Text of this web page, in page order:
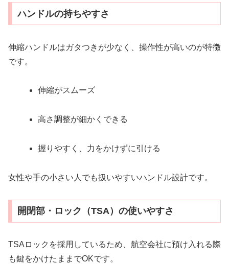
ハンドルの持ちやすさ
伸縮ハンドルはガタつきが少なく、操作性が高いのが特徴
です。
伸縮がスムーズ
高さ調整が細かくできる
握りやすく、力をかけずに引ける
女性や手の小さい人でも扱いやすいハンドル設計です。
開閉部・ロック（TSA）の使いやすさ
TSAロックを採用しているため、航空会社に預け入れる際
も鍵をかけたままでOKです。